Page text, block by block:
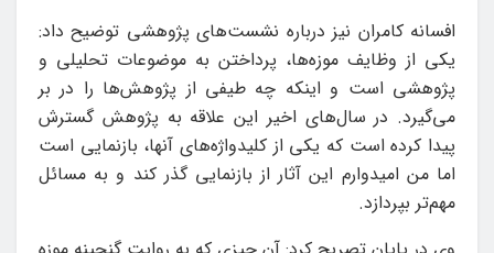
افسانه کامران نیز درباره نشست‌های پژوهشی توضیح داد:
یکی از وظایف موزه‌ها، پرداختن به موضوعات تحلیلی و
پژوهشی است و اینکه چه طیفی از پژوهش‌ها را در بر
می‌گیرد. در سال‌های اخیر این علاقه به پژوهش گسترش
پیدا کرده است که یکی از کلیدواژه‌های آنها، بازنمایی است
اما من امیدوارم این آثار از بازنمایی گذر کند و به مسائل
مهم‌تر بپردازد.